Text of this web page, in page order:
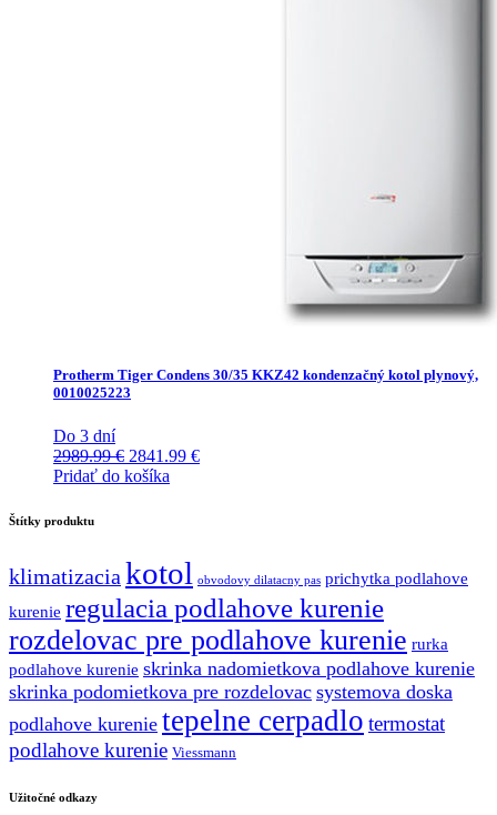
Protherm Tiger Condens 30/35 KKZ42 kondenzačný kotol plynový,
0010025223
Do 3 dní
2989.99€ Pôvodná
cena
2841.99 €Aktuálna
Pridať do košíka
Štítky produktu
klimatizacia kotol obvodovy dilatacny pas prichytka podlahove
kurenie regulacia podlahove kurenie
rozdelovac pre podlahove kurenie rurka
podlahove kurenie skrinka nadomietkova podlahove kurenie
skrinka podomietkova pre rozdelovac systemova doska
podlahove kurenie tepelne cerpadlo termostat
podlahove kurenie Viessmann
Užitočné odkazy